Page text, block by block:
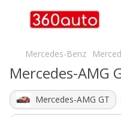
Mercedes-Benz
Mercedes-AMG
Mercedes-AMG GT